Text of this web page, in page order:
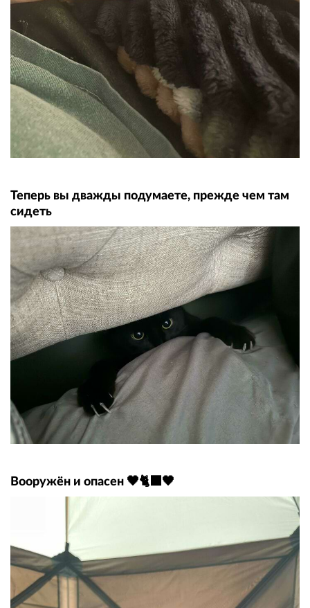
Теперь вы дважды подумаете, прежде чем там
сидеть
Вооружён и опасен 🖤🐈‍⬛🖤